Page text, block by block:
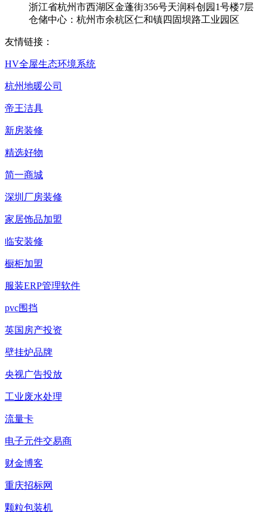
浙江省杭州市西湖区金蓬街356号天润科创园1号楼7层
仓储中心：杭州市余杭区仁和镇四固坝路工业园区
友情链接：
HV全屋生态环境系统
杭州地暖公司
帝王洁具
新房装修
精选好物
简一商城
深圳厂房装修
家居饰品加盟
临安装修
橱柜加盟
服装ERP管理软件
pvc围挡
英国房产投资
壁挂炉品牌
央视广告投放
工业废水处理
流量卡
电子元件交易商
财金博客
重庆招标网
颗粒包装机